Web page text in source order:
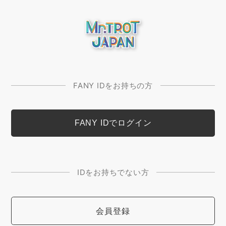
FANY IDをお持ちの方
IDをお持ちでない方
会員登録